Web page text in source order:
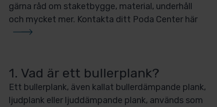
gärna råd om staketbygge, material, underhåll
och mycket mer. Kontakta ditt Poda Center här
1. Vad är ett bullerplank?
Ett bullerplank, även kallat bullerdämpande plank,
ljudplank eller ljuddämpande plank, används som